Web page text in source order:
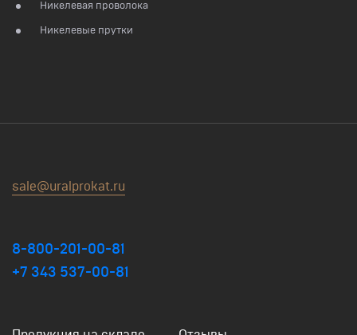
Никелевая проволока
Никелевые прутки
sale@uralprokat.ru
8-800-201-00-81
+7 343 537-00-81